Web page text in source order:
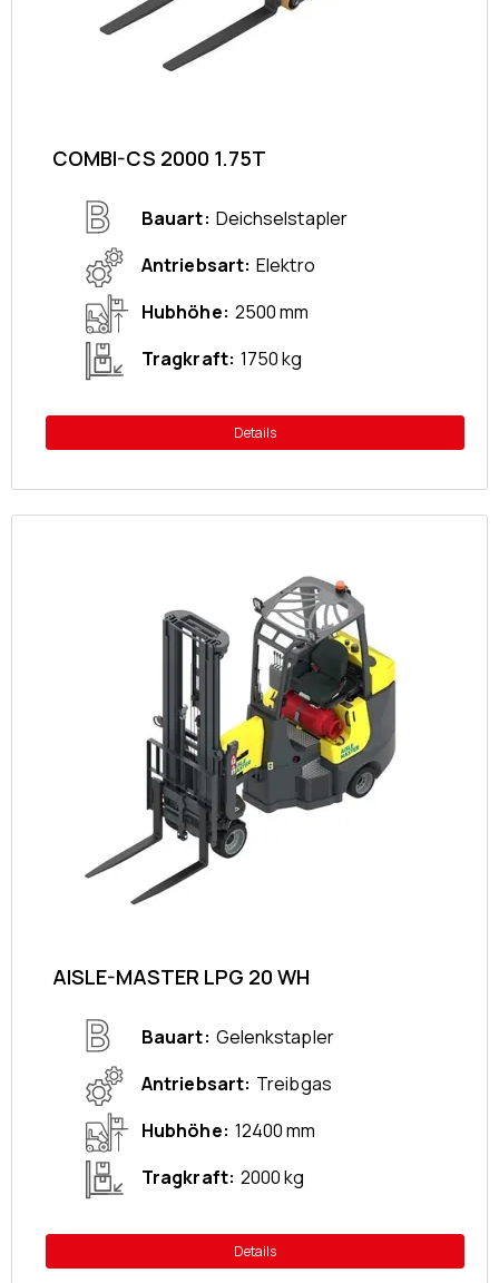
COMBI-CS 2000 1.75T
Bauart Deichselstapler
Antriebsart Elektro
Hubhöhe 2500 mm
Tragkraft 1750 kg
Details
AISLE-MASTER LPG 20 WH
Bauart Gelenkstapler
Antriebsart Treibgas
Hubhöhe 12400 mm
Tragkraft 2000 kg
Details